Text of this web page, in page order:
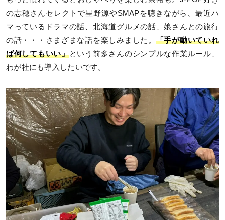
の志穂さんセレクトで星野源やSMAPを聴きながら、最近ハ
マっているドラマの話、北海道グルメの話、娘さんとの旅行
の話・・・さまざまな話を楽しみました。 「手が動いていれ
ば何してもいい」という前多さんのシンプルな作業ルール、
わが社にも導入したいです。